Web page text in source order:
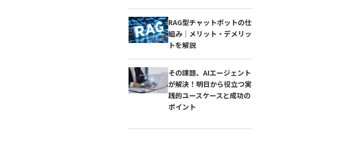
RAG型チャットボットの仕
組み｜メリット・デメリッ
トを解説
その課題、AIエージェント
が解決！明日から役立つ実
践的ユースケースと成功の
ポイント